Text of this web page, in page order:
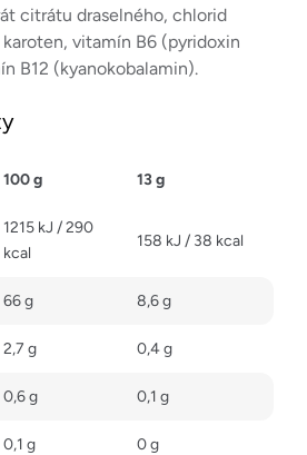
citrátu draselného, chlorid
vitamín B6 (pyridoxin
B12 (kyanokobalamin).
100 g 13 g
1215 kJ / 290
kcal
158 kJ / 38 kcal
66 g 8,6 g
2,7 g 0,4 g
0,6 g 0,1 g
0,1 g 0 g